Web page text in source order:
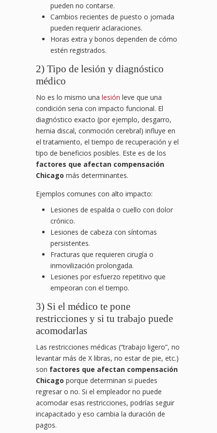
pueden no contarse.
Cambios recientes de puesto o jornada
pueden requerir aclaraciones.
Horas extra y bonos dependen de cómo
estén registrados.
2) Tipo de lesión y diagnóstico
médico
No es lo mismo una lesión leve que una
condición seria con impacto funcional. El
diagnóstico exacto (por ejemplo, desgarro,
hernia discal, conmoción cerebral) influye en
el tratamiento, el tiempo de recuperación y el
tipo de beneficios posibles. Este es de los
factores que afectan compensación
Chicago más determinantes.
Ejemplos comunes con alto impacto:
Lesiones de espalda o cuello con dolor
crónico.
Lesiones de cabeza con síntomas
persistentes.
Fracturas que requieren cirugía o
inmovilización prolongada.
Lesiones por esfuerzo repetitivo que
empeoran con el tiempo.
3) Si el médico te pone
restricciones y si tu trabajo puede
acomodarlas
Las restricciones médicas (“trabajo ligero”, no
levantar más de X libras, no estar de pie, etc.)
son factores que afectan compensación
Chicago porque determinan si puedes
regresar o no. Si el empleador no puede
acomodar esas restricciones, podrías seguir
incapacitado y eso cambia la duración de
pagos.